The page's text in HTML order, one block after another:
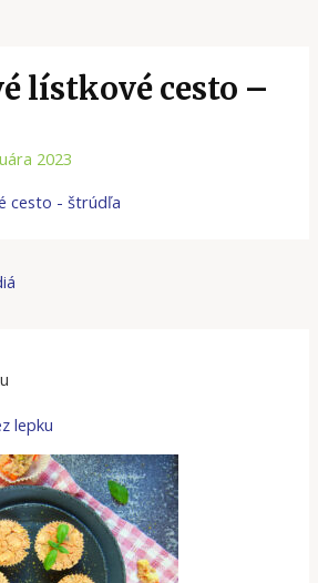
lístkové cesto –
2023
lepku